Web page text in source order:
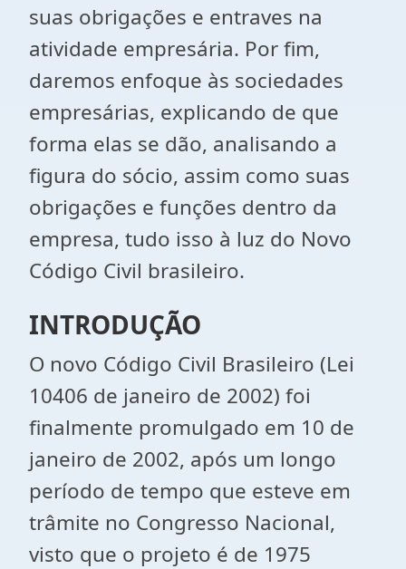
suas obrigações e entraves na
atividade empresária. Por fim,
daremos enfoque às sociedades
empresárias, explicando de que
forma elas se dão, analisando a
figura do sócio, assim como suas
obrigações e funções dentro da
empresa, tudo isso à luz do Novo
Código Civil brasileiro.
INTRODUÇÃO
O novo Código Civil Brasileiro (Lei
10406 de janeiro de 2002) foi
finalmente promulgado em 10 de
janeiro de 2002, após um longo
período de tempo que esteve em
trâmite no Congresso Nacional,
visto que o projeto é de 1975